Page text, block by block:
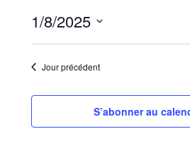
1/8/2025
Sélectionnez
uneJour précédent
S’abonner au